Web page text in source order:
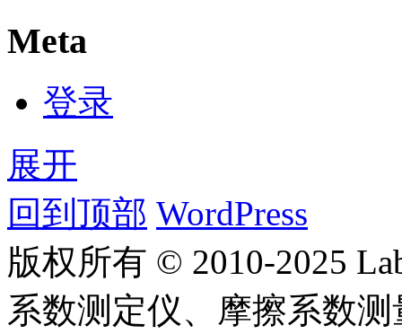
Meta
登录
展开
回到顶部 WordPress
版权所有 © 2010-2025
系数测定仪、摩擦系数